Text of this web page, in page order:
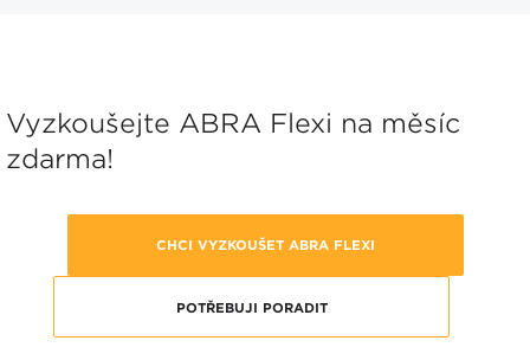
Vyzkoušejte ABRA Flexi na měsíc
zdarma!
CHCI VYZKOUŠET ABRA FLEXI
POTŘEBUJI PORADIT